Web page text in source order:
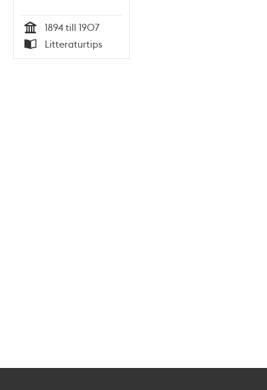
Tid
1894 till 1907
Typ
Litteraturtips